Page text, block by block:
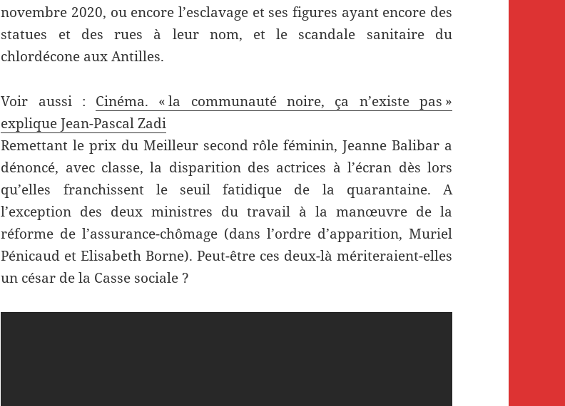
novembre 2020, ou encore l’esclavage et ses figures ayant encore des
statues et des rues à leur nom, et le scandale sanitaire du
chlordécone aux Antilles.
Voir aussi : Cinéma. « la communauté noire, ça n’existe pas »
explique Jean-Pascal Zadi
Remettant le prix du Meilleur second rôle féminin, Jeanne Balibar a
dénoncé, avec classe, la disparition des actrices à l’écran dès lors
qu’elles franchissent le seuil fatidique de la quarantaine. A
l’exception des deux ministres du travail à la manœuvre de la
réforme de l’assurance-chômage (dans l’ordre d’apparition, Muriel
Pénicaud et Elisabeth Borne). Peut-être ces deux-là mériteraient-elles
un césar de la Casse sociale ?